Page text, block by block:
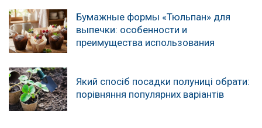
Бумажные формы «Тюльпан» для
выпечки: особенности и
преимущества использования
Який спосіб посадки полуниці обрати:
порівняння популярних варіантів